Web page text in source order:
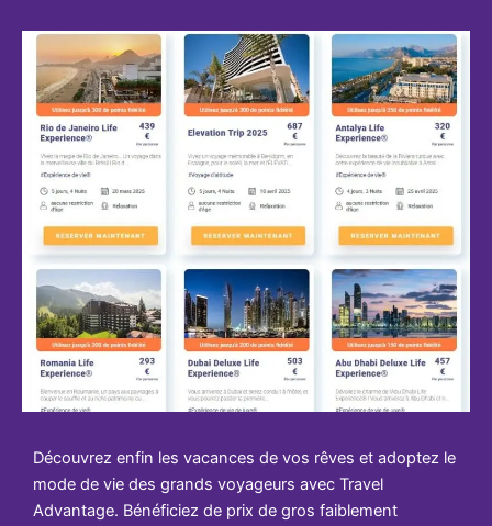
Découvrez enfin les vacances de vos rêves et adoptez le
mode de vie des grands voyageurs avec Travel
Advantage. Bénéficiez de prix de gros faiblement